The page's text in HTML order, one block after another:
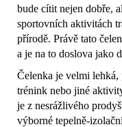
bude cítit nejen dobře,
sportovních aktivitách
přírodě. Právě tato
a je na to doslova jako
Čelenka je velmi lehká,
trénink nebo jiné
je z nesrážlivého
výborné tepelně-